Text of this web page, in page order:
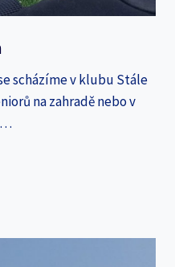
scházíme v klubu Stále
na zahradě nebo v